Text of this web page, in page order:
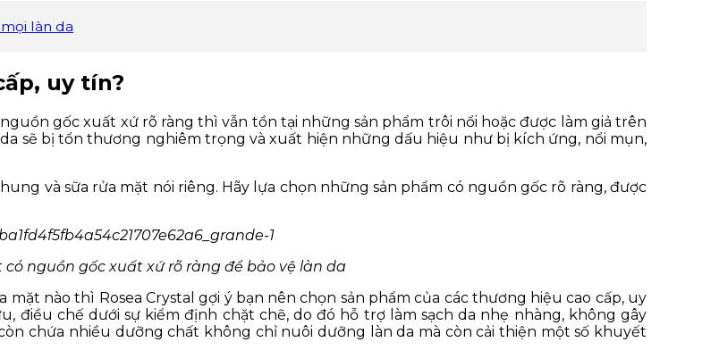
làn da
uy tín?
gốc xuất xứ rõ ràng thì vẫn tồn tại những sản phẩm trôi nổi hoặc được làm giả trên
sẽ bị tổn thương nghiêm trọng và xuất hiện những dấu hiệu như bị kích ứng, nổi mụn,
và sữa rửa mặt nói riêng. Hãy lựa chọn những sản phẩm có nguồn gốc rõ ràng, được
nguồn gốc xuất xứ rõ ràng để bảo vệ làn da
nào thì Rosea Crystal gợi ý bạn nên chọn sản phẩm của các thương hiệu cao cấp, uy
điều chế dưới sự kiểm định chặt chẽ, do đó hỗ trợ làm sạch da nhẹ nhàng, không gây
chứa nhiều dưỡng chất không chỉ nuôi dưỡng làn da mà còn cải thiện một số khuyết